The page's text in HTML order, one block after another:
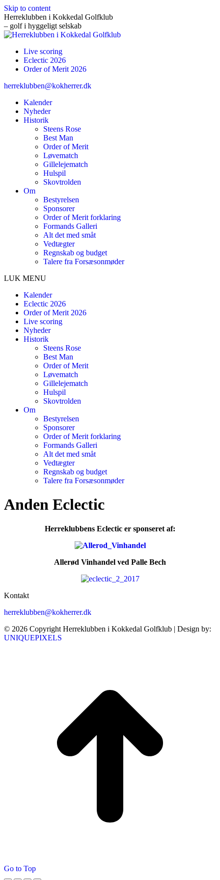
Skip to content
Herreklubben i Kokkedal Golfklub
– golf i hyggeligt selskab
Live scoring
Eclectic 2026
Order of Merit 2026
herreklubben@kokherrer.dk
Kalender
Nyheder
Historik
Steens Rose
Best Man
Order of Merit
Løvematch
Gillelejematch
Hulspil
Skovtrolden
Om
Bestyrelsen
Sponsorer
Order of Merit forklaring
Formands Galleri
Alt det med småt
Vedtægter
Regnskab og budget
Talere fra Forsæsonmøder
LUK MENU
Kalender
Eclectic 2026
Order of Merit 2026
Live scoring
Nyheder
Historik
Steens Rose
Best Man
Order of Merit
Løvematch
Gillelejematch
Hulspil
Skovtrolden
Om
Bestyrelsen
Sponsorer
Order of Merit forklaring
Formands Galleri
Alt det med småt
Vedtægter
Regnskab og budget
Talere fra Forsæsonmøder
Anden Eclectic
Herreklubbens Eclectic er sponseret af:
Allerød Vinhandel ved Palle Bech
Kontakt
herreklubben@kokherrer.dk
© 2026 Copyright Herreklubben i Kokkedal Golfklub | Design by:
UNIQUEPIXELS
Go to Top